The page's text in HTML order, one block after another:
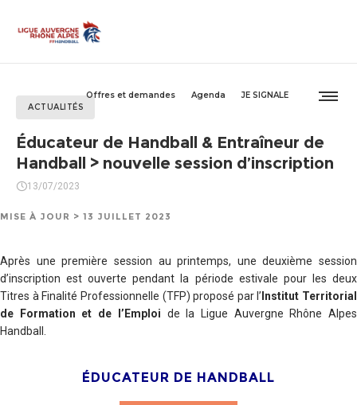
Offres et demandes Agenda
JE SIGNALE
ACTUALITÉS
Éducateur de Handball & Entraîneur de
Handball > nouvelle session d’inscription
13/07/2023
MISE À JOUR > 13 JUILLET 2023
Après une première session au printemps, une deuxième session
d’inscription est ouverte pendant la période estivale pour les deux
Titres à Finalité Professionnelle (TFP) proposé par l’ Institut Territorial
de Formation et de l’Emploi de la Ligue Auvergne Rhône Alpes
Handball.
ÉDUCATEUR DE HANDBALL